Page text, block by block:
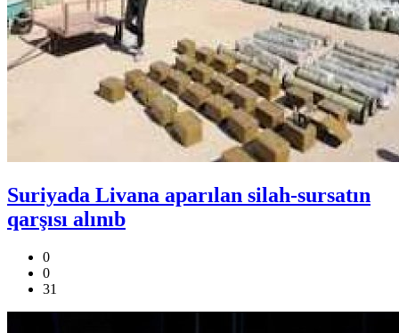
Suriyada Livana aparılan silah-sursatın
qarşısı alınıb
0
0
31